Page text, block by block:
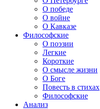
О победе
О войне
О Кавказе
Философские
О поэзии
Легкие
Короткие
О смысле жизни
О Боге
Повесть в стихах
Философские
Анализ